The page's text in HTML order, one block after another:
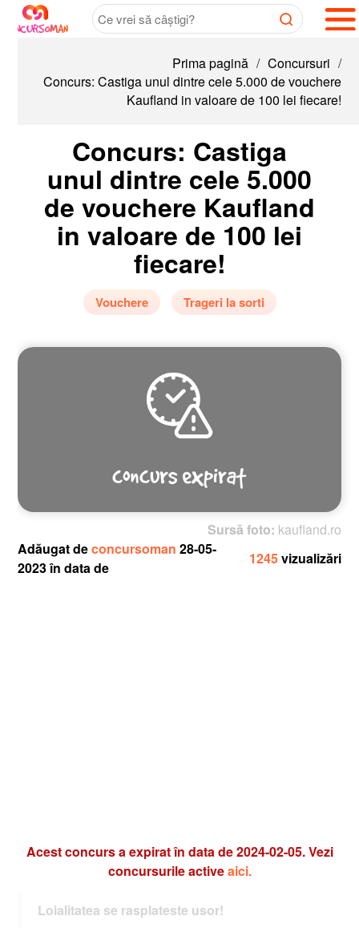
Prima pagină / Concursuri /
Concurs: Castiga unul dintre cele 5.000 de vouchere
Kaufland in valoare de 100 lei fiecare!
Concurs: Castiga
unul dintre cele 5.000
de vouchere Kaufland
in valoare de 100 lei
fiecare!
Vouchere Trageri la sorti
Sursă foto:kaufland.ro
Adăugat deconcursoman28-05-
2023 în data de
1245vizualizări
Acest concurs a expirat în data de 2024-02-05. Vezi
concursurile activeaici.
Loialitatea se rasplateste usor!